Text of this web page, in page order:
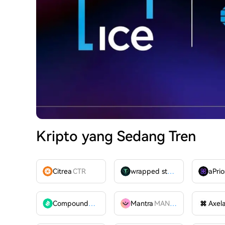
Kripto yang Sedang Tren
CitreaCTR wrapped stUSDT WSTUSDT
Compound
COMP Mantra MANTRA